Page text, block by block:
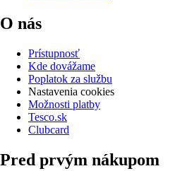
O nás
Prístupnosť
Kde dovážame
Poplatok za službu
Nastavenia cookies
Možnosti platby
Tesco.sk
Clubcard
Pred prvým nákupom